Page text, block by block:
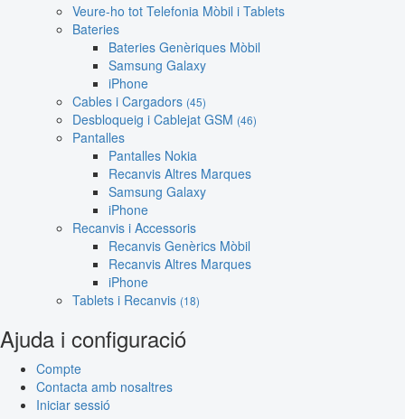
Veure-ho tot Telefonia Mòbil i Tablets
Bateries
Bateries Genèriques Mòbil
Samsung Galaxy
iPhone
Cables i Cargadors (45)
Desbloqueig i Cablejat GSM (46)
Pantalles
Pantalles Nokia
Recanvis Altres Marques
Samsung Galaxy
iPhone
Recanvis i Accessoris
Recanvis Genèrics Mòbil
Recanvis Altres Marques
iPhone
Tablets i Recanvis (18)
Ajuda i configuració
Compte
Contacta amb nosaltres
Iniciar sessió